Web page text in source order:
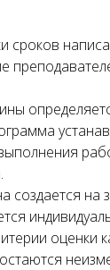
сроков
создается на
оценки